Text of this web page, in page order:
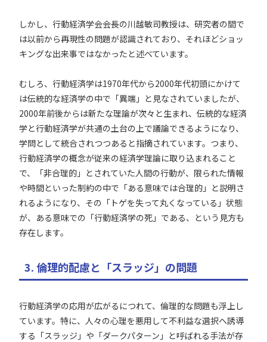
しかし、行動経済学会会長の川越敏司教授は、研究者の間で
は以前から再現性の問題が認識されており、それほどショッ
キングな出来事ではなかったと述べています。
むしろ、行動経済学は1970年代から2000年代初頭にかけて
は伝統的な経済学の中で「異端」と見なされていましたが、
2000年前後からは新たな理論が次々と生まれ、伝統的な経済
学と行動経済学が共通の土台の上で議論できるようになり、
学問として統合されつつあると指摘されています。つまり、
行動経済学の概念が従来の経済学理論に取り込まれること
で、「非合理的」とされていた人間の行動が、限られた情報
や時間といった制約の中で「ある意味では合理的」と説明さ
れるようになり、その「トゲを失って丸くなっている」状態
が、ある意味での「行動経済学の死」である、という見方も
存在します。
3. 倫理的配慮と「スラッジ」の問題
行動経済学の応用が広がるにつれて、倫理的な問題も浮上し
ています。特に、人々の心理を悪用して不利益な選択へ誘導
する「スラッジ」や「ダークパターン」と呼ばれる手法が存